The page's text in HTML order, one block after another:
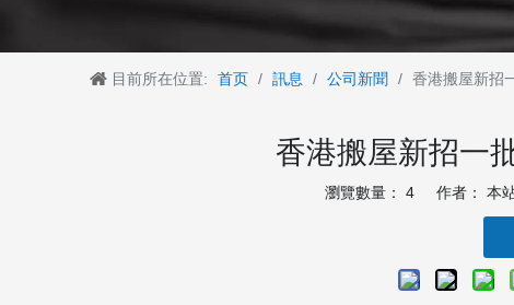
目前所在位置: 首页 / 訊息 / 公司新聞 / 香港搬屋新招
香港搬屋新招一
瀏覽數量： 4 作者： 本